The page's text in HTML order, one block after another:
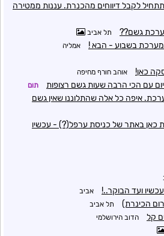
לקבל דיווחים מהכנרת. עננות ממטירה
גשם?? תל אביב
מערכת בשבוע - הבא ! אמליה
אוהב חורף מחיפה
עם הכי הרבה שעות גשם רצופות תום
איפה כל אלה שהתלוננו שאין גשם
כאן באתר של כניסת ערפל(?) - עכשיו
ועד הבוקר..! אביב
הכינרת) תל אביב
קל הדוב הירושלמי